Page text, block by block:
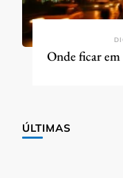
Onde ficar
ÚLTIMAS